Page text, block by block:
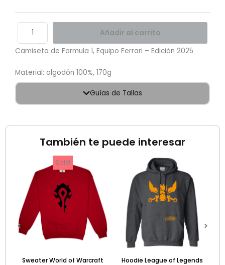
Añadir al carrito
Camiseta de Formula 1, Equipo Ferrari – Edición 2025
Material: algodón 100%, 170g
Guías de Tallas
También te puede interesar
Warcraft
precio
actual
es:
$75.000.
Hoodie League of Legends
Hoodie GTA